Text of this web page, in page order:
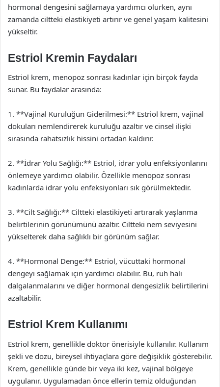
hormonal dengesini sağlamaya yardımcı olurken, aynı
zamanda ciltteki elastikiyeti artırır ve genel yaşam kalitesini
yükseltir.
Estriol Kremin Faydaları
Estriol krem, menopoz sonrası kadınlar için birçok fayda
sunar. Bu faydalar arasında:
1. **Vajinal Kuruluğun Giderilmesi:** Estriol krem, vajinal
dokuları nemlendirerek kuruluğu azaltır ve cinsel ilişki
sırasında rahatsızlık hissini ortadan kaldırır.
2. **İdrar Yolu Sağlığı:** Estriol, idrar yolu enfeksiyonlarını
önlemeye yardımcı olabilir. Özellikle menopoz sonrası
kadınlarda idrar yolu enfeksiyonları sık görülmektedir.
3. **Cilt Sağlığı:** Ciltteki elastikiyeti artırarak yaşlanma
belirtilerinin görünümünü azaltır. Ciltteki nem seviyesini
yükselterek daha sağlıklı bir görünüm sağlar.
4. **Hormonal Denge:** Estriol, vücuttaki hormonal
dengeyi sağlamak için yardımcı olabilir. Bu, ruh hali
dalgalanmalarını ve diğer hormonal dengesizlik belirtilerini
azaltabilir.
Estriol Krem Kullanımı
Estriol krem, genellikle doktor önerisiyle kullanılır. Kullanım
şekli ve dozu, bireysel ihtiyaçlara göre değişiklik gösterebilir.
Krem, genellikle günde bir veya iki kez, vajinal bölgeye
uygulanır. Uygulamadan önce ellerin temiz olduğundan